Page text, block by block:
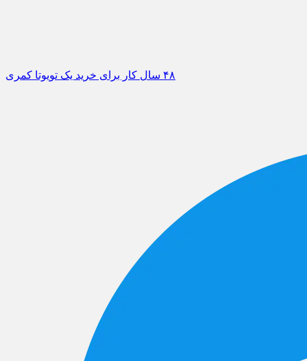
۴۸ سال کار برای خرید یک تویوتا کمری